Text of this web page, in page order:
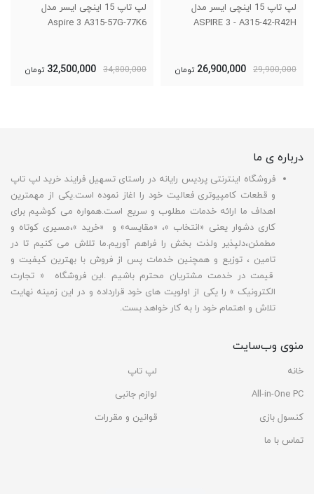
لپ تاپ 15 اینچی ایسر مدل
Aspire 3 A315-57G-77K6
34,800,000
32,500,000 تومان
لپ تاپ 15 اینچی اچ پی مدل
OMEN 15t-dh100 B
67,600,000
67,000,000 تومان
درباره ی ما
فروشگاه اینترنتی پردیس رایانه در راستای تسهیل فرایند خرید لپ تاپ
و قطعات کامپیوتری فعالیت خود را اغاز نموده است.یکی از مهمترین
اهداف ما ارائه خدمات مطلوب و سریع است.همواره می کوشیم برای
کاری دشوار یعنی «انتخاب »، «مقایسه» و «خرید »،مسیری کوتاه و
مطمئن،دلپذیر ولذت بخش را فراهم آوریم.ما تلاش می کنیم تا در
تامین ، توزیع و همچنین خدمات پس از فروش با بهترین کیفیت و
قیمت در خدمت مشتریان محترم باشیم .این فروشگاه « تجارت
الکترونیک » را یکی از اولویت های خود قرارداده و در این زمینه نهایت
تلاش و اهتمام خود را به کار خواهد بست.
منوی وب‌سایت
خانه
لپ تاپ
All-in-One PC
لوازم جانبی
کنسول بازی
قوانین و مقررات
تماس با ما